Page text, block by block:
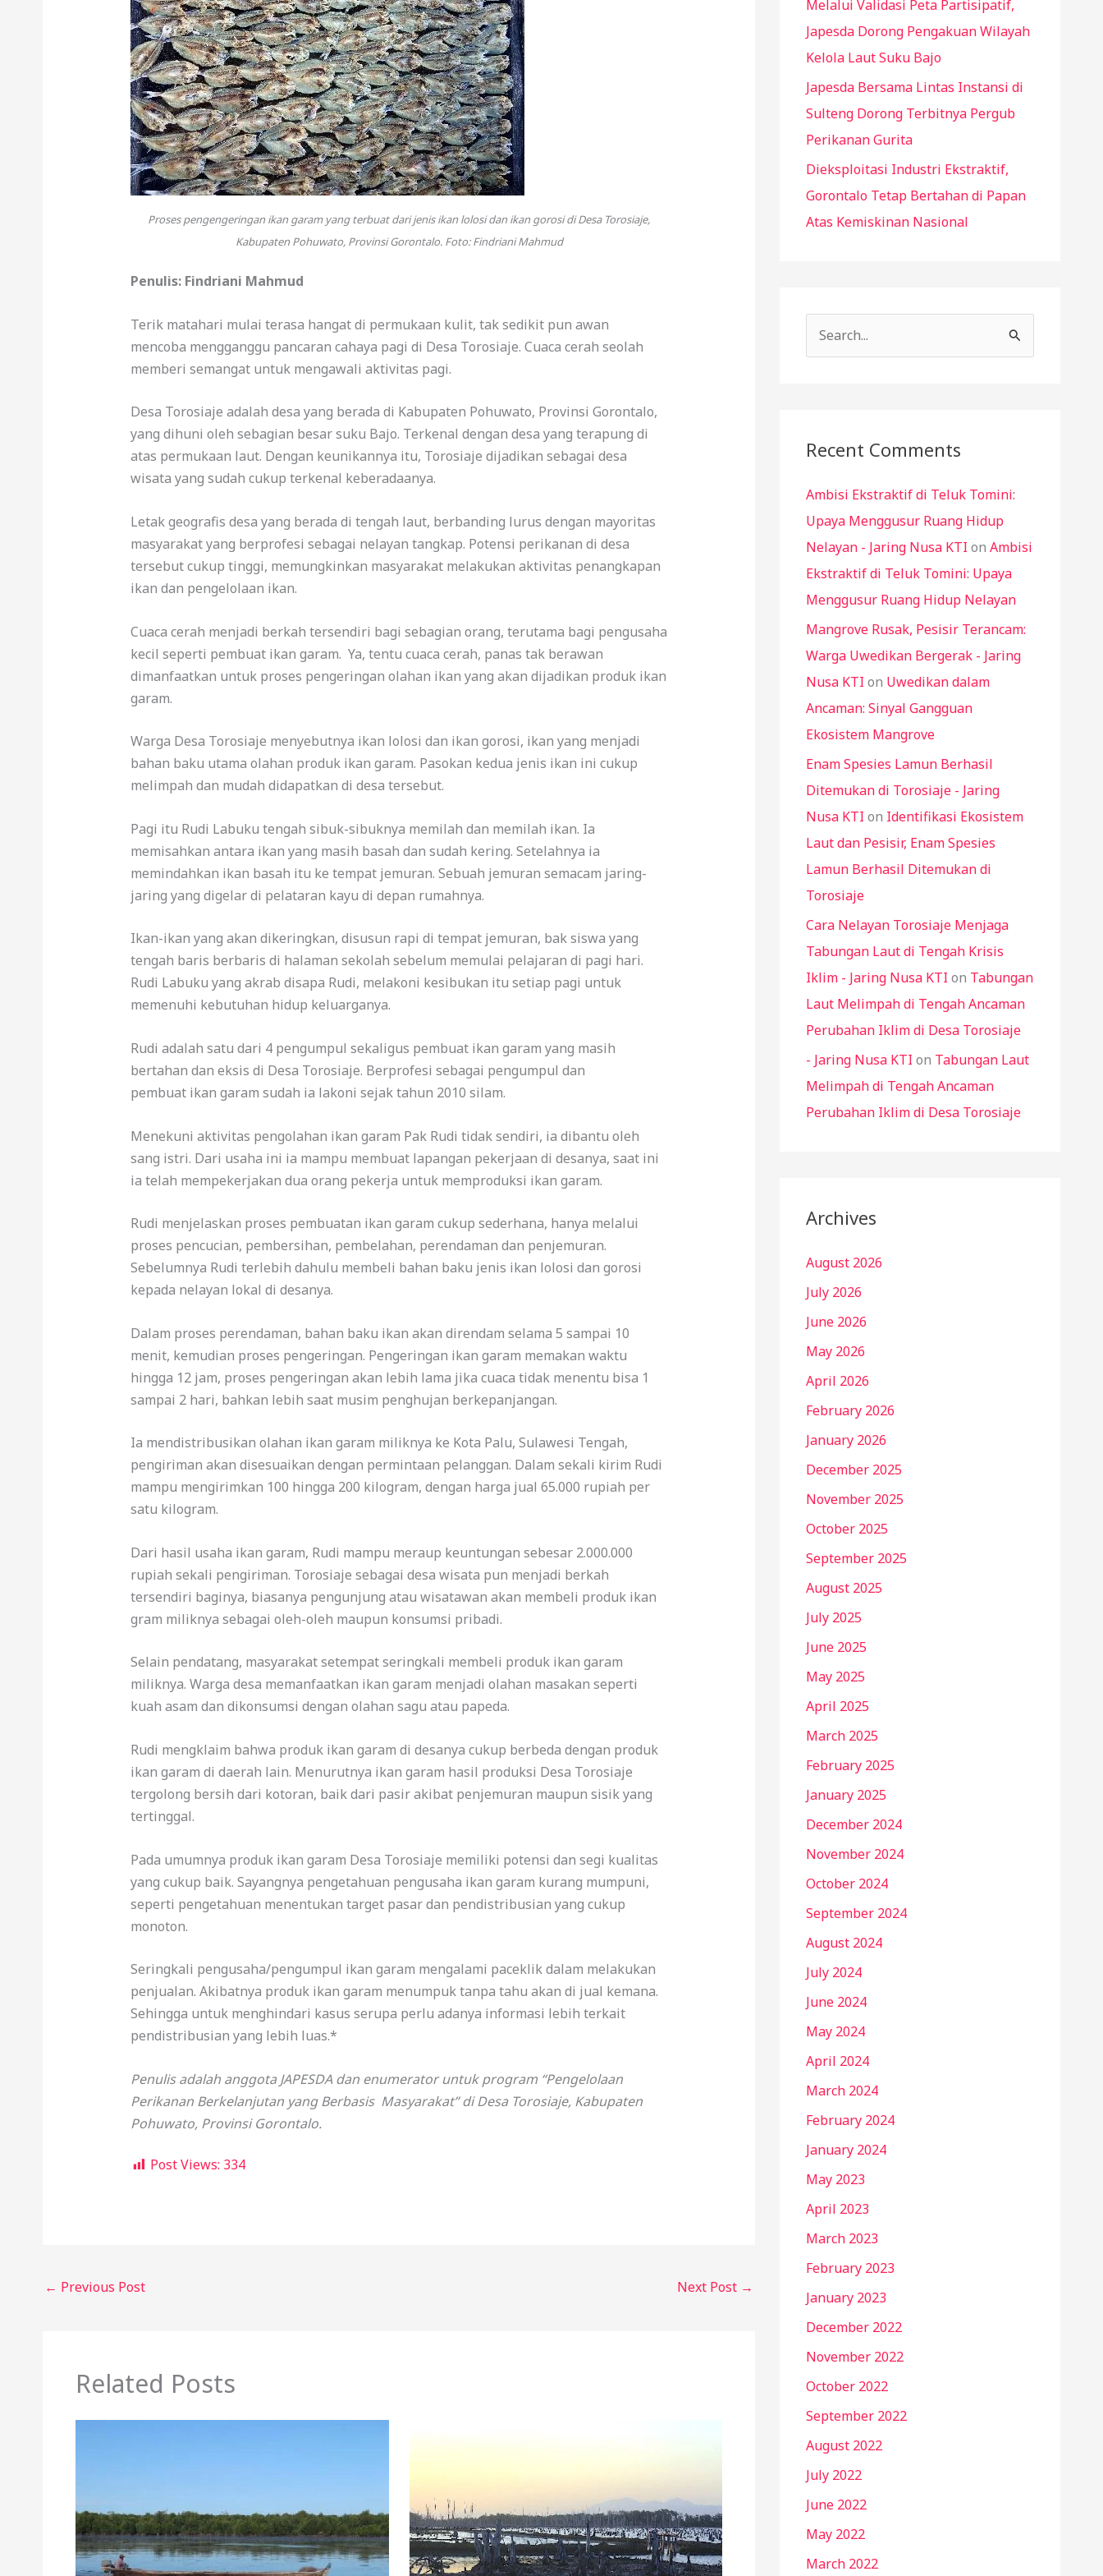
Proses pengengeringan ikan garam yang terbuat dari jenis ikan lolosi dan ikan gorosi di Desa Torosiaje,
Kabupaten Pohuwato, Provinsi Gorontalo. Foto: Findriani Mahmud
Penulis: Findriani Mahmud
Terik matahari mulai terasa hangat di permukaan kulit, tak sedikit pun awan
mencoba mengganggu pancaran cahaya pagi di Desa Torosiaje. Cuaca cerah seolah
memberi semangat untuk mengawali aktivitas pagi.
Desa Torosiaje adalah desa yang berada di Kabupaten Pohuwato, Provinsi Gorontalo,
yang dihuni oleh sebagian besar suku Bajo. Terkenal dengan desa yang terapung di
atas permukaan laut. Dengan keunikannya itu, Torosiaje dijadikan sebagai desa
wisata yang sudah cukup terkenal keberadaanya.
Letak geografis desa yang berada di tengah laut, berbanding lurus dengan mayoritas
masyarakat yang berprofesi sebagai nelayan tangkap. Potensi perikanan di desa
tersebut cukup tinggi, memungkinkan masyarakat melakukan aktivitas penangkapan
ikan dan pengelolaan ikan.
Cuaca cerah menjadi berkah tersendiri bagi sebagian orang, terutama bagi pengusaha
kecil seperti pembuat ikan garam. Ya, tentu cuaca cerah, panas tak berawan
dimanfaatkan untuk proses pengeringan olahan ikan yang akan dijadikan produk ikan
garam.
Warga Desa Torosiaje menyebutnya ikan lolosi dan ikan gorosi, ikan yang menjadi
bahan baku utama olahan produk ikan garam. Pasokan kedua jenis ikan ini cukup
melimpah dan mudah didapatkan di desa tersebut.
Pagi itu Rudi Labuku tengah sibuk-sibuknya memilah dan memilah ikan. Ia
memisahkan antara ikan yang masih basah dan sudah kering. Setelahnya ia
memindahkan ikan basah itu ke tempat jemuran. Sebuah jemuran semacam jaring-
jaring yang digelar di pelataran kayu di depan rumahnya.
Ikan-ikan yang akan dikeringkan, disusun rapi di tempat jemuran, bak siswa yang
tengah baris berbaris di halaman sekolah sebelum memulai pelajaran di pagi hari.
Rudi Labuku yang akrab disapa Rudi, melakoni kesibukan itu setiap pagi untuk
memenuhi kebutuhan hidup keluarganya.
Rudi adalah satu dari 4 pengumpul sekaligus pembuat ikan garam yang masih
bertahan dan eksis di Desa Torosiaje. Berprofesi sebagai pengumpul dan
pembuat ikan garam sudah ia lakoni sejak tahun 2010 silam.
Menekuni aktivitas pengolahan ikan garam Pak Rudi tidak sendiri, ia dibantu oleh
sang istri. Dari usaha ini ia mampu membuat lapangan pekerjaan di desanya, saat ini
ia telah mempekerjakan dua orang pekerja untuk memproduksi ikan garam.
Rudi menjelaskan proses pembuatan ikan garam cukup sederhana, hanya melalui
proses pencucian, pembersihan, pembelahan, perendaman dan penjemuran.
Sebelumnya Rudi terlebih dahulu membeli bahan baku jenis ikan lolosi dan gorosi
kepada nelayan lokal di desanya.
Dalam proses perendaman, bahan baku ikan akan direndam selama 5 sampai 10
menit, kemudian proses pengeringan. Pengeringan ikan garam memakan waktu
hingga 12 jam, proses pengeringan akan lebih lama jika cuaca tidak menentu bisa 1
sampai 2 hari, bahkan lebih saat musim penghujan berkepanjangan.
Ia mendistribusikan olahan ikan garam miliknya ke Kota Palu, Sulawesi Tengah,
pengiriman akan disesuaikan dengan permintaan pelanggan. Dalam sekali kirim Rudi
mampu mengirimkan 100 hingga 200 kilogram, dengan harga jual 65.000 rupiah per
satu kilogram.
Dari hasil usaha ikan garam, Rudi mampu meraup keuntungan sebesar 2.000.000
rupiah sekali pengiriman. Torosiaje sebagai desa wisata pun menjadi berkah
tersendiri baginya, biasanya pengunjung atau wisatawan akan membeli produk ikan
gram miliknya sebagai oleh-oleh maupun konsumsi pribadi.
Selain pendatang, masyarakat setempat seringkali membeli produk ikan garam
miliknya. Warga desa memanfaatkan ikan garam menjadi olahan masakan seperti
kuah asam dan dikonsumsi dengan olahan sagu atau papeda.
Rudi mengklaim bahwa produk ikan garam di desanya cukup berbeda dengan produk
ikan garam di daerah lain. Menurutnya ikan garam hasil produksi Desa Torosiaje
tergolong bersih dari kotoran, baik dari pasir akibat penjemuran maupun sisik yang
tertinggal.
Pada umumnya produk ikan garam Desa Torosiaje memiliki potensi dan segi kualitas
yang cukup baik. Sayangnya pengetahuan pengusaha ikan garam kurang mumpuni,
seperti pengetahuan menentukan target pasar dan pendistribusian yang cukup
monoton.
Seringkali pengusaha/pengumpul ikan garam mengalami paceklik dalam melakukan
penjualan. Akibatnya produk ikan garam menumpuk tanpa tahu akan di jual kemana.
Sehingga untuk menghindari kasus serupa perlu adanya informasi lebih terkait
pendistribusian yang lebih luas.*
Penulis adalah anggota JAPESDA dan enumerator untuk program “Pengelolaan
Perikanan Berkelanjutan yang Berbasis Masyarakat” di Desa Torosiaje, Kabupaten
Pohuwato, Provinsi Gorontalo.
Post Views: 334
← Previous Post Next Post →
Related Posts
Melalui Validasi Peta Partisipatif,
Japesda Dorong Pengakuan Wilayah
Kelola Laut Suku Bajo
Japesda Bersama Lintas Instansi di
Sulteng Dorong Terbitnya Pergub
Perikanan Gurita
Dieksploitasi Industri Ekstraktif,
Gorontalo Tetap Bertahan di Papan
Atas Kemiskinan Nasional
c
f
o
r
:
Recent Comments
Ambisi Ekstraktif di Teluk Tomini:
Upaya Menggusur Ruang Hidup
Nelayan - Jaring Nusa KTI on Ambisi
Ekstraktif di Teluk Tomini: Upaya
Menggusur Ruang Hidup Nelayan
Mangrove Rusak, Pesisir Terancam:
Warga Uwedikan Bergerak - Jaring
Nusa KTI on Uwedikan dalam
Ancaman: Sinyal Gangguan
Ekosistem Mangrove
Enam Spesies Lamun Berhasil
Ditemukan di Torosiaje - Jaring
Nusa KTI on Identifikasi Ekosistem
Laut dan Pesisir, Enam Spesies
Lamun Berhasil Ditemukan di
Torosiaje
Cara Nelayan Torosiaje Menjaga
Tabungan Laut di Tengah Krisis
Iklim - Jaring Nusa KTI on Tabungan
Laut Melimpah di Tengah Ancaman
Perubahan Iklim di Desa Torosiaje
- Jaring Nusa KTI on Tabungan Laut
Melimpah di Tengah Ancaman
Perubahan Iklim di Desa Torosiaje
Archives
August 2026
July 2026
June 2026
May 2026
April 2026
February 2026
January 2026
December 2025
November 2025
October 2025
September 2025
August 2025
July 2025
June 2025
May 2025
April 2025
March 2025
February 2025
January 2025
December 2024
November 2024
October 2024
September 2024
August 2024
July 2024
June 2024
May 2024
April 2024
March 2024
February 2024
January 2024
May 2023
April 2023
March 2023
February 2023
January 2023
December 2022
November 2022
October 2022
September 2022
August 2022
July 2022
June 2022
May 2022
March 2022